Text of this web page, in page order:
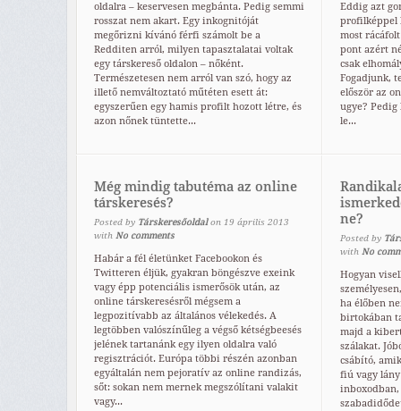
oldalra – keservesen megbánta. Pedig semmi
rosszat nem akart. Egy inkognitóját
megőrizni kívánó férfi számolt be a
Redditen arról, milyen tapasztalatai voltak
egy társkereső oldalon – nőként.
Természetesen nem arról van szó, hogy az
illető nemváltoztató műtéten esett át:
egyszerűen egy hamis profilt hozott létre, és
azon nőnek tüntette...
Eddig azt
profilképpel
most
pont azért
csak
Fogadjunk,
először az
ugye?
le...
Még mindig tabutéma az online
társkeresés?
Posted by Társkeresőoldal on 19 április 2013
with No comments
Habár a fél életünket Facebookon és
Twitteren éljük, gyakran böngészve exeink
vagy épp potenciális ismerősök után, az
online társkeresésről mégsem a
legpozitívabb az általános vélekedés. A
legtöbben valószínűleg a végső kétségbeesés
jelének tartanánk egy ilyen oldalra való
regisztrációt. Európa többi részén azonban
egyáltalán nem pejoratív az online randizás,
sőt: sokan nem mernek megszólítani valakit
vagy...
ne?
Posted by
with No
Hogyan
ha élőben
birtokában
majd a
szálakat.
csábító,
fiú vagy
inboxodban,